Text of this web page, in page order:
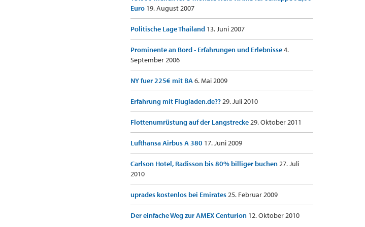
Euro 19. August 2007
Politische Lage Thailand 13. Juni 2007
Prominente an Bord - Erfahrungen und Erlebnisse4.
September 2006
NY fuer 225€ mit BA6. Mai 2009
Erfahrung mit Flugladen.de??29. Juli 2010
Flottenumrüstung auf der Langstrecke29. Oktober 2011
Lufthansa Airbus A 380 17. Juni 2009
Carlson Hotel, Radisson bis 80% billiger buchen27. Juli
2010
uprades kostenlos bei Emirates25. Februar 2009
Der einfache Weg zur AMEX Centurion 12. Oktober 2010